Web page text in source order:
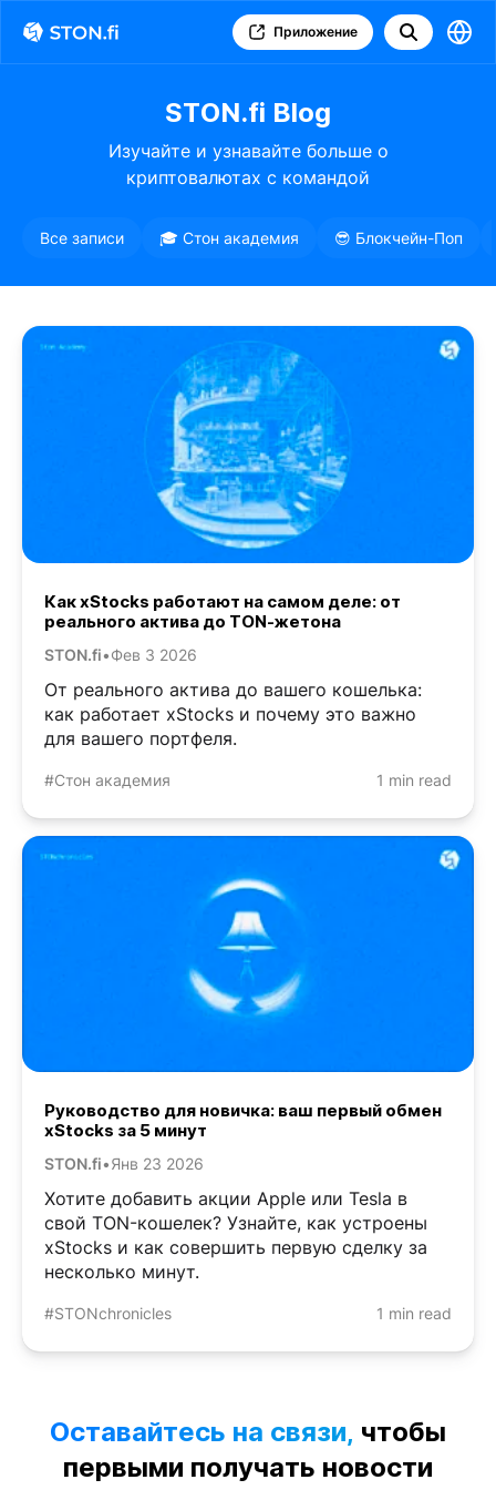
Приложение
STON.fi Blog
Изучайте и узнавайте больше о
криптовалютах с командой
Все записи 🎓 Стон академия 😎 Блокчейн-Поп
Как xStocks работают на самом деле: от
реального актива до TON-жетона
STON.fi•Фев 3 2026
От реального актива до вашего кошелька:
как работает xStocks и почему это важно
для вашего портфеля.
#Стон академия 1 min read
Руководство для новичка: ваш первый обмен
xStocks за 5 минут
STON.fi•Янв 23 2026
Хотите добавить акции Apple или Tesla в
свой TON-кошелек? Узнайте, как устроены
xStocks и как совершить первую сделку за
несколько минут.
#STONchronicles 1 min read
Оставайтесь на связи, чтобы
первыми получать новости